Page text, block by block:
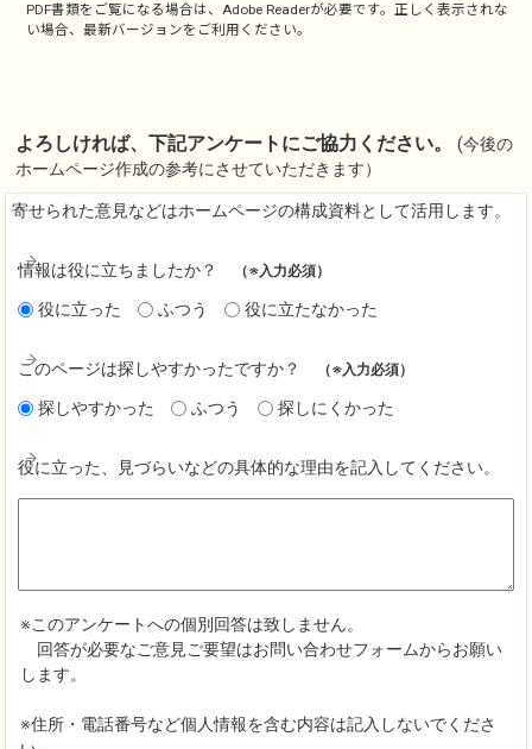
PDF書類をご覧になる場合は、Adobe Readerが必要です。正しく表示されな
い場合、最新バージョンをご利用ください。